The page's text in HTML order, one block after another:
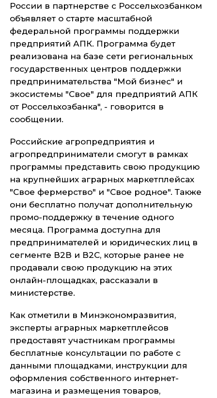
России в партнерстве с Россельхозбанком
объявляет о старте масштабной
федеральной программы поддержки
предприятий АПК. Программа будет
реализована на базе сети региональных
государственных центров поддержки
предпринимательства "Мой бизнес" и
экосистемы "Свое" для предприятий АПК
от Россельхозбанка", - говорится в
сообщении.
Российские агропредприятия и
агропредприниматели смогут в рамках
программы представить свою продукцию
на крупнейших аграрных маркетплейсах
"Свое фермерство" и "Свое родное". Также
они бесплатно получат дополнительную
промо-поддержку в течение одного
месяца. Программа доступна для
предпринимателей и юридических лиц в
сегменте В2В и В2С, которые ранее не
продавали свою продукцию на этих
онлайн-площадках, рассказали в
министерстве.
Как отметили в Минэкономразвития,
эксперты аграрных маркетплейсов
предоставят участникам программы
бесплатные консультации по работе с
данными площадками, инструкции для
оформления собственного интернет-
магазина и размещения товаров,